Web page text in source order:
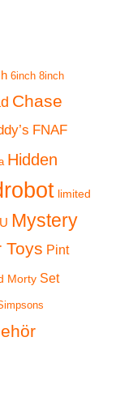
6inch 8inch
Chase
FNAF
Hidden
limited
Mystery
Toys Pint
Morty Set